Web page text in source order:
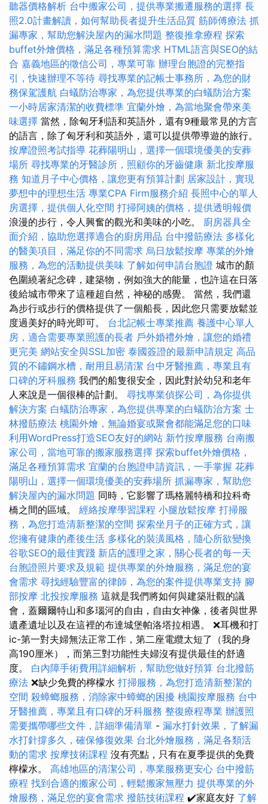
聽器價格解析 台中搬家公司，提供專業搬遷服務的選擇 長
照2.0計畫解讀，如何幫助長者提升生活品質 筋師傅療法 抓
漏專家，幫助您解決屋內的漏水問題 整復推拿療程 探索
buffet外燴價格，滿足各種預算需求 HTML語言與SEO的結
合 嘉義地區的徵信公司，專業可靠 辦理台胞證的完整指
引，快速辦理不等待 尋找專業的記帳士事務所，為您的財
務保駕護航 白蟻防治專家，為您提供專業的白蟻防治方案
一小時居家清潔的收費標準 宜蘭外燴，為當地聚會帶來美
味選擇 當然，除匈牙利語和英語外，還有9種最常見的方言
的語言，除了匈牙利和英語外，還可以提供帶導遊的旅行。
按摩證照考試指導 花葬陽明山，選擇一個環境優美的安葬
場所 尋找專業的牙醫診所，照顧你的牙齒健康 新北按摩服
務 知道月子中心價格，讓您更有預算計劃 居家設計，實現
夢想中的理想生活 專業CPA Firm服務介紹 長照中心的單人
房選擇，提供個人化空間 打掃阿姨的價格，提供透明報價
浪漫的步行，令人興奮的觀光和美味的小吃。 廚房器具全
面介紹，協助您選擇適合的廚房用品 台中撥筋療法 多樣化
的醫美項目，滿足你的不同需求 烏日放鬆按摩 專業的外燴
服務，為您的活動提供美味 了解如何申請台胞證 城市的顏
色圍繞著紀念碑，建築物，例如強大的能量，也許這在日落
後給城市帶來了這種超自然，神秘的感覺。 當然，我們還
為步行或步行的價格提供了一個船長，因此您只需要放鬆並
度過美好的時光即可。 台北記帳士專業推薦 養護中心單人
房，適合需要專業照護的長者 戶外婚禮外燴，讓您的婚禮
更完美 網站安全與SSL加密 泰國簽證的最新申請規定 高品
質的不鏽鋼水槽，耐用且易清潔 台中牙醫推薦，專業且有
口碑的牙科服務 我們的船隻很安全，因此對於幼兒和老年
人來說是一個很棒的計劃。 尋找專業偵探公司，為你提供
解決方案 白蟻防治專家，為您提供專業的白蟻防治方案 士
林撥筋療法 桃園外燴，無論婚宴或聚會都能滿足您的口味
利用WordPress打造SEO友好的網站 新竹按摩服務 台南搬
家公司，當地可靠的搬家服務選擇 探索buffet外燴價格，
滿足各種預算需求 宜蘭的台胞證申請資訊，一手掌握 花葬
陽明山，選擇一個環境優美的安葬場所 抓漏專家，幫助您
解決屋內的漏水問題 同時，它影響了瑪格麗特橋和拉科奇
橋之間的區域。 經絡按摩學習課程 小腿放鬆按摩 打掃服
務，為您打造清新整潔的空間 探索坐月子的正確方式，讓
您擁有健康的產後生活 多樣化的裝潢風格，隨心所欲變換
谷歌SEO的最佳實踐 新店的護理之家，關心長者的每一天
台胞證照片要求及規範 提供專業的外燴服務，滿足您的宴
會需求 尋找經驗豐富的律師，為您的案件提供專業支持 腳
部按摩 北投按摩服務 這就是我們將如何與建築壯觀的議
會，蓋爾爾特山和多瑙河的自由，自由女神像，後者與世界
遺產遺址以及在這裡的布達城堡帕洛塔拉相遇。 ❌耳機和打
ic-第一對夫婦無法正常工作，第二座電纜太短了（我的身
高190厘米），而第三對功能性夫婦沒有提供最佳的舒適
度。 白內障手術費用詳細解析，幫助您做好預算 台北撥筋
療法 ❌缺少免費的檸檬水 打掃服務，為您打造清新整潔的
空間 殺蟑螂服務，消除家中蟑螂的困擾 桃園按摩服務 台中
牙醫推薦，專業且有口碑的牙科服務 整復療程專業 辦護照
需要攜帶哪些文件，詳細準備清單 - 漏水打針效果，了解漏
水打針撐多久，確保修復效果 台北外燴服務，滿足各類活
動的需求 按摩技術課程 沒有亮點，只有在夏季提供的免費
檸檬水。 高雄地區的清潔公司，專業服務更安心 台中撥筋
療程 找到合適的搬家公司，輕鬆搬家無壓力 提供專業的外
燴服務，滿足您的宴會需求 撥筋技術課程 ✔️家庭友好 了解